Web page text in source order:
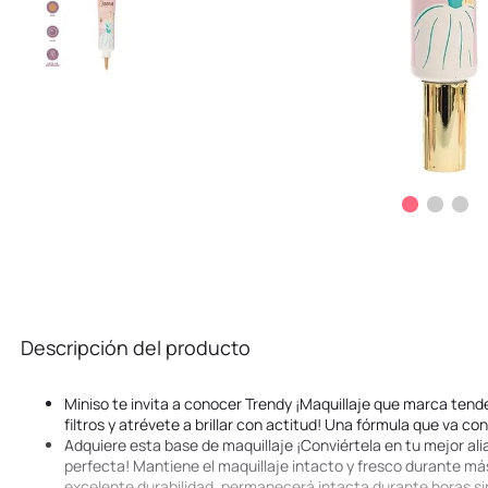
Descripción del producto
Miniso te invita a conocer Trendy ¡Maquillaje que marca
filtros y atrévete a brillar con actitud! Una fórmula que va
Adquiere esta base de maquillaje ¡Conviértela en tu mejor
perfecta! Mantiene el maquillaje intacto y fresco durante